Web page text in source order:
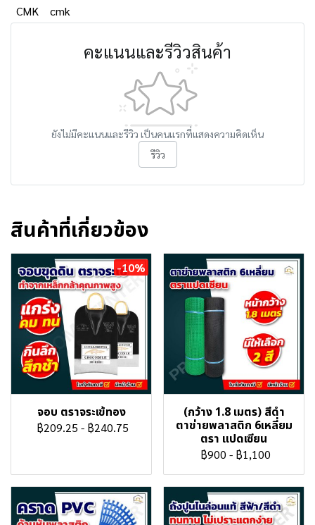
CMK
cmk
คะแนนและรีวิวสินค้า
ยังไม่มีคะแนนและรีวิว เป็นคนแรกที่แสดงความคิดเห็น
รีวิว
สินค้าที่เกี่ยวข้อง
-10%
จอบ ตราจระเข้ทอง
฿209.25 - ฿240.75
(กว้าง 1.8 เมตร) สีดำ
ตาข่ายพลาสติก 6เหลี่ยม
ตรา แปดเซียน
฿900 - ฿1,100